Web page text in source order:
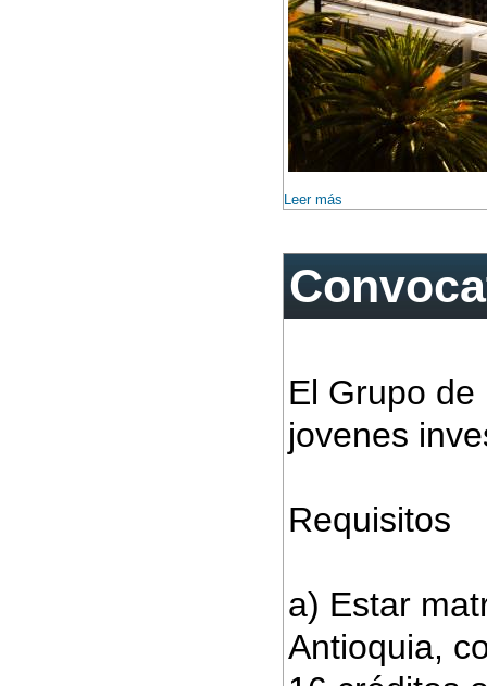
Leer más
El Grupo
jovenes
Requisitos
a) Estar
Antioquia,